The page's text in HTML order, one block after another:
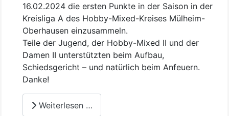
16.02.2024 die ersten Punkte in der Saison in der
Kreisliga A des Hobby-Mixed-Kreises Mülheim-
Oberhausen einzusammeln.
Teile der Jugend, der Hobby-Mixed II und der
Damen II unterstützten beim Aufbau,
Schiedsgericht – und natürlich beim Anfeuern.
Danke!
Weiterlesen …